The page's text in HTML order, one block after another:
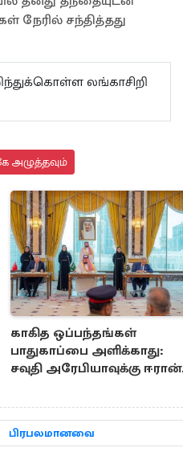
நேரில் சந்தித்தது
லங்காசிறி
அழுத்தவும்
காகித ஒப்பந்தங்கள்
பாதுகாப்பை அளிக்காது:
சவுதி அரேபியாவுக்கு ஈரான்
பிரபலமானவை